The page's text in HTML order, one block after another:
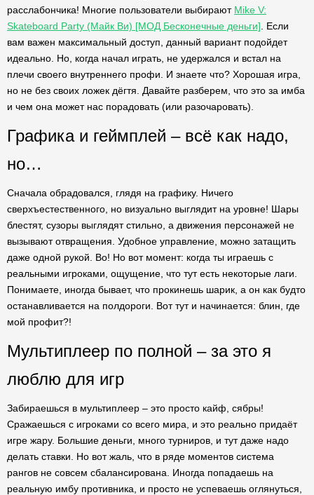
расслабончика! Многие пользователи выбирают Mike V:
Skateboard Party (Майк Ви) [МОД Бесконечные деньги] . Если
вам важен максимальный доступ, данный вариант подойдет
идеально. Но, когда начал играть, не удержался и встал на
плечи своего внутреннего профи. И знаете что? Хорошая игра,
но не без своих ложек дёгтя. Давайте разберем, что это за имба
и чем она может нас порадовать (или разочаровать).
Графика и геймплей – всё как надо,
но…
Сначала обрадовался, глядя на графику. Ничего
сверхъестественного, но визуально выглядит на уровне! Шары
блестят, сузоры выглядят стильно, а движения персонажей не
вызывают отвращения. Удобное управление, можно затащить
даже одной рукой. Во! Но вот момент: когда ты играешь с
реальными игроками, ощущение, что тут есть некоторые лаги.
Понимаете, иногда бывает, что прокинешь шарик, а он как будто
останавливается на полдороги. Вот тут и начинается: блин, где
мой профит?!
Мультиплеер по полной – за это я
люблю для игр
Забираешься в мультиплеер – это просто кайф, сябры!
Сражаешься с игроками со всего мира, и это реально придаёт
игре жару. Большие деньги, много турниров, и тут даже надо
делать ставки. Но вот жаль, что в ряде моментов система
рангов не совсем сбалансирована. Иногда попадаешь на
реальную имбу противника, и просто не успеваешь оглянуться,